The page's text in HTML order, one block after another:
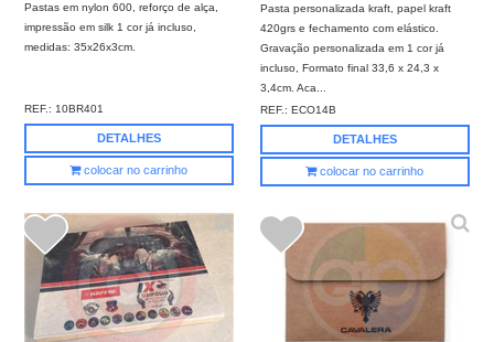
Pastas em nylon 600, reforço de alça,
impressão em silk 1 cor já incluso,
medidas: 35x26x3cm.
REF.: 10BR401
DETALHES
colocar no carrinho
Pasta personalizada kraft, papel kraft
420grs e fechamento com elástico.
Gravação personalizada em 1 cor já
incluso, Formato final 33,6 x 24,3 x
3,4cm. Aca...
REF.:ECO14B
DETALHES
colocar no carrinho